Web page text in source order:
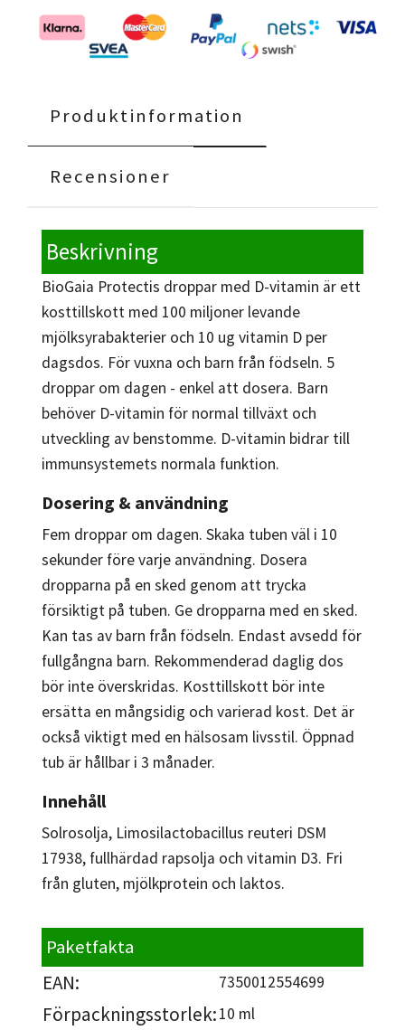
Produktinformation
Recensioner
Beskrivning
BioGaia Protectis droppar med D-vitamin är ett
kosttillskott med 100 miljoner levande
mjölksyrabakterier och 10 ug vitamin D per
dagsdos. För vuxna och barn från födseln. 5
droppar om dagen - enkel att dosera. Barn
behöver D-vitamin för normal tillväxt och
utveckling av benstomme. D-vitamin bidrar till
immunsystemets normala funktion.
Dosering & användning
Fem droppar om dagen. Skaka tuben väl i 10
sekunder före varje användning. Dosera
dropparna på en sked genom att trycka
försiktigt på tuben. Ge dropparna med en sked.
Kan tas av barn från födseln. Endast avsedd för
fullgångna barn. Rekommenderad daglig dos
bör inte överskridas. Kosttillskott bör inte
ersätta en mångsidig och varierad kost. Det är
också viktigt med en hälsosam livsstil. Öppnad
tub är hållbar i 3 månader.
Innehåll
Solrosolja, Limosilactobacillus reuteri DSM
17938, fullhärdad rapsolja och vitamin D3. Fri
från gluten, mjölkprotein och laktos.
Paketfakta
EAN: 7350012554699
Förpackningsstorlek:10 ml